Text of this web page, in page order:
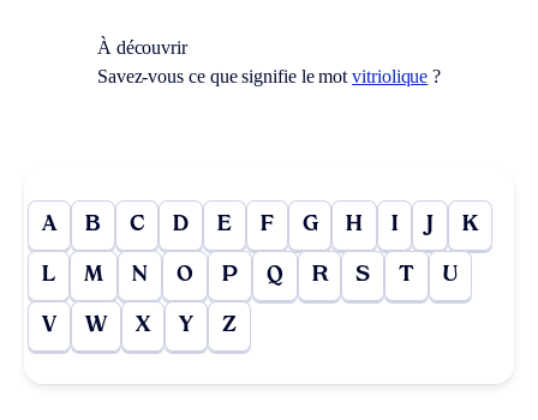
À découvrir
Savez-vous ce que signifie le motvitriolique ?
A B C D E F G H I J K
L M N O P Q R S T U
V W X Y Z